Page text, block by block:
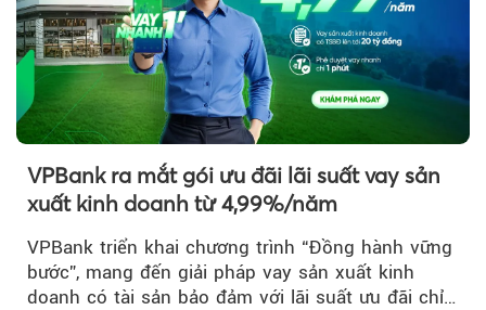
VPBank ra mắt gói ưu đãi lãi suất vay sản
xuất kinh doanh từ 4,99%/năm
VPBank triển khai chương trình “Đồng hành vững
bước”, mang đến giải pháp vay sản xuất kinh
doanh có tài sản bảo đảm với lãi suất ưu đãi chỉ